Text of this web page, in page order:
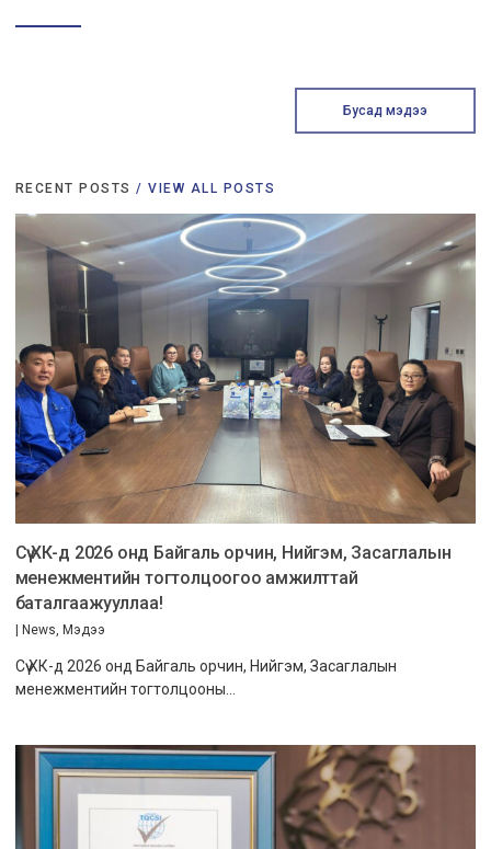
Бусад мэдээ
RECENT POSTS / VIEW ALL POSTS
Сүү ХК-д 2026 онд Байгаль орчин, Нийгэм, Засаглалын
менежментийн тогтолцоогоо амжилттай
баталгаажууллаа!
News, Мэдээ
Сүү ХК-д 2026 онд Байгаль орчин, Нийгэм, Засаглалын
менежментийн тогтолцооны…